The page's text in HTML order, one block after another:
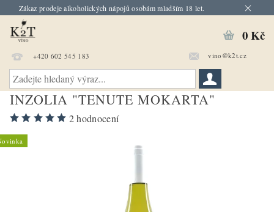
Zákaz prodeje alkoholických nápojů osobám mladším 18 let.
+420 602 545 183 vino@k2t.cz
0 Kč
INZOLIA "TENUTE MOKARTA"
2 hodnocení